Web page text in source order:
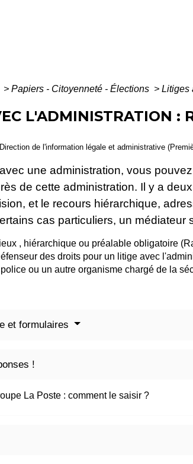
> Papiers - Citoyenneté - Élections > Litiges
L'ADMINISTRATION :
de l'information légale et administrative
une administration, vous
de cette administration. Il y a
et le recours hiérarchique,
cas particuliers, un
, hiérarchique ou préalable obligatoire
des droits pour un litige avec
ou un autre organisme chargé de la
et formulaires
!
La Poste : comment le saisir ?